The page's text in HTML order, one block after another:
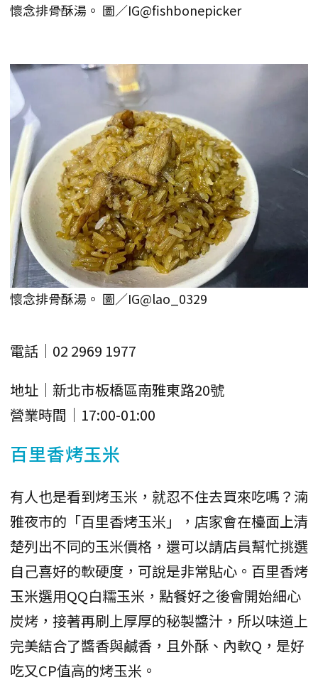
懷念排骨酥湯。 圖／IG@fishbonepicker
懷念排骨酥湯。 圖／IG@lao_0329
電話｜02 2969 1977
地址｜新北市板橋區南雅東路20號
營業時間｜17:00-01:00
百里香烤玉米
有人也是看到烤玉米，就忍不住去買來吃嗎？湳
雅夜市的「百里香烤玉米」，店家會在檯面上清
楚列出不同的玉米價格，還可以請店員幫忙挑選
自己喜好的軟硬度，可說是非常貼心。百里香烤
玉米選用QQ白糯玉米，點餐好之後會開始細心
炭烤，接著再刷上厚厚的秘製醬汁，所以味道上
完美結合了醬香與鹹香，且外酥、內軟Q，是好
吃又CP值高的烤玉米。